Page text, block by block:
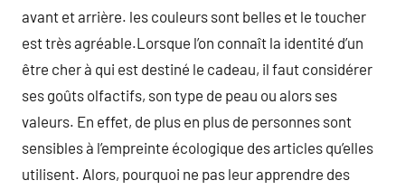
avant et arrière. les couleurs sont belles et le toucher
est très agréable.Lorsque l’on connaît la identité d’un
être cher à qui est destiné le cadeau, il faut considérer
ses goûts olfactifs, son type de peau ou alors ses
valeurs. En effet, de plus en plus de personnes sont
sensibles à l’empreinte écologique des articles qu’elles
utilisent. Alors, pourquoi ne pas leur apprendre des